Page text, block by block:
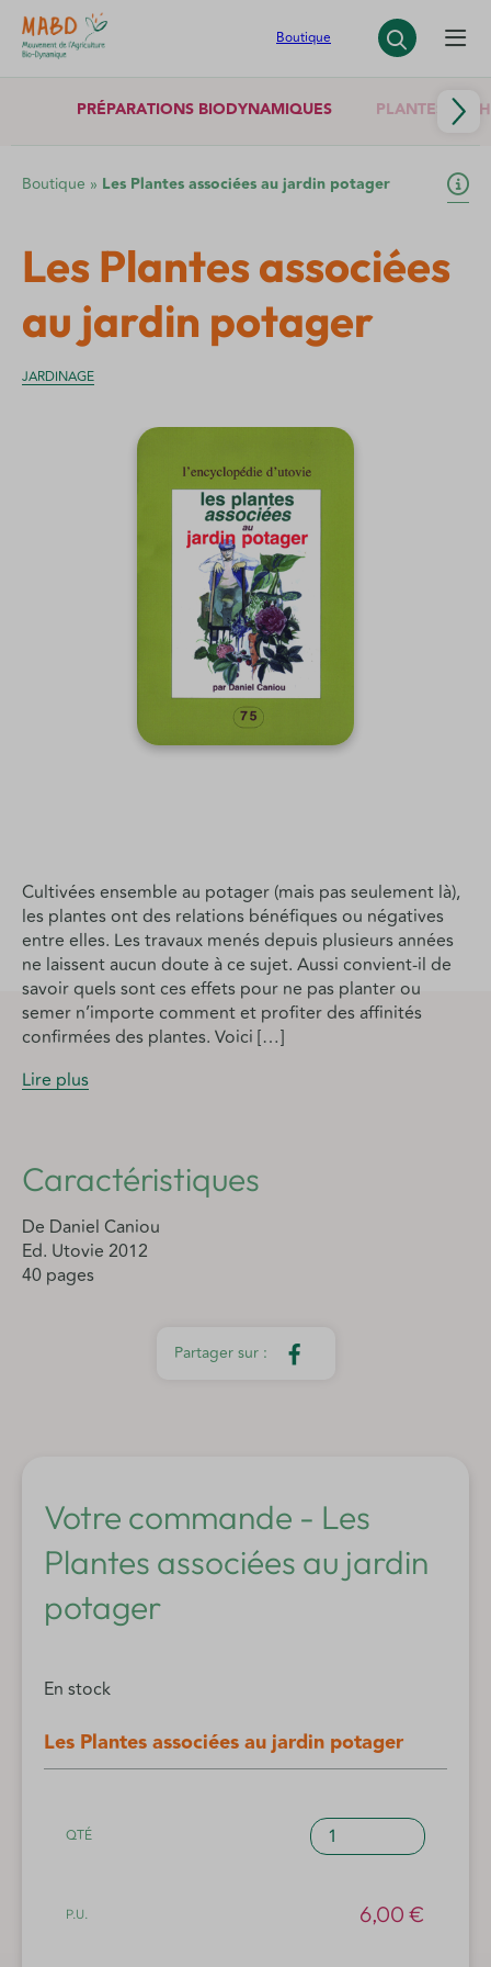
Panneau de gestion des cookies
Boutique
PRÉPARATIONS BIODYNAMIQUES PLANTES
Boutique » Les Plantes associées au jardin potager
Les Plantes associées
au jardin potager
JARDINAGE
Cultivées ensemble au potager (mais pas seulement là),
les plantes ont des relations bénéfiques ou négatives
entre elles. Les travaux menés depuis plusieurs années
ne laissent aucun doute à ce sujet. Aussi convient-il de
savoir quels sont ces effets pour ne pas planter ou
semer n’importe comment et profiter des affinités
confirmées des plantes. Voici […]
Lire plus
Caractéristiques
De Daniel Caniou
Ed. Utovie 2012
40 pages
Votre commande - Les
Plantes associées au jardin
potager
En stock
Les Plantes associées au jardin potager
quantité
de
Plantes
associées
6,00 €